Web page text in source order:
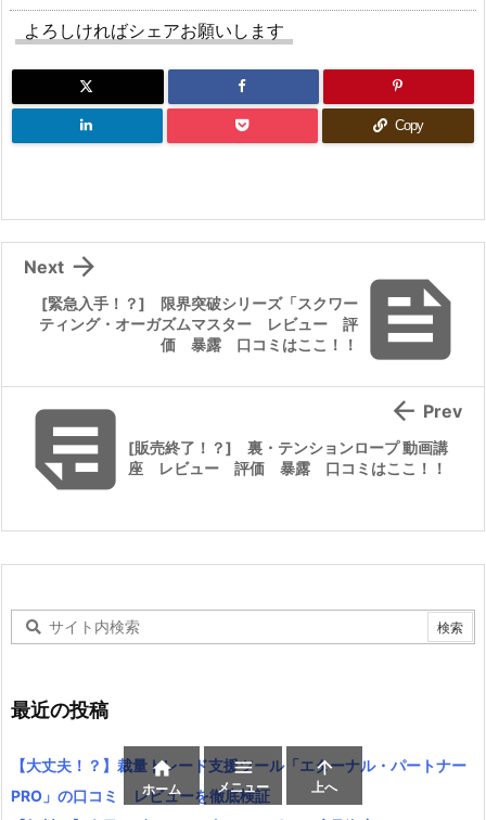
よろしければシェアお願いします
Copy

[緊急入手！？] 限界突破シリーズ「スクワー
ティング・オーガズムマスター レビュー 評
価 暴露 口コミはここ！！

Next
[販売終了！？] 裏・テンションロープ 動画講
座 レビュー 評価 暴露 口コミはここ！！
 Prev
最近の投稿
【大丈夫！？】裁量トレード支援ツール「エターナル・パートナー
PRO」の口コミ レビューを徹底検証

ホーム

メニュー

上へ